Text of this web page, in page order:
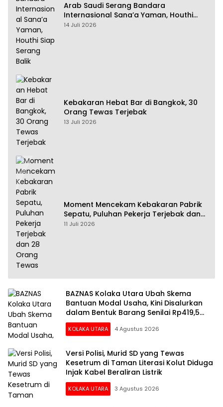
Arab Saudi Serang Bandara
Internasional Sana’a Yaman, Houthi
Siap Serang Balik
14 Juli 2026
Kebakaran Hebat Bar di Bangkok, 30
Orang Tewas Terjebak
13 Juli 2026
Moment Mencekam Kebakaran Pabrik
Sepatu, Puluhan Pekerja Terjebak dan
28 Orang Tewas
11 Juli 2026
BAZNAS Kolaka Utara Ubah Skema
Bantuan Modal Usaha, Kini Disalurkan
dalam Bentuk Barang Senilai Rp419,5
Juta
KOLAKA UTARA 4 Agustus 2026
Versi Polisi, Murid SD yang Tewas
Kesetrum di Taman Literasi Kolut Diduga
Injak Kabel Beraliran Listrik
KOLAKA UTARA 3 Agustus 2026